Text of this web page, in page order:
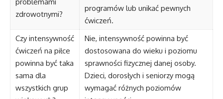
zdrowotnymi?
programów lub unikać pewnych
ćwiczeń.
Czy intensywność
ćwiczeń na piłce
powinna być taka
sama dla
wszystkich grup
Nie, intensywność powinna być
dostosowana do wieku i poziomu
sprawności fizycznej danej osoby.
Dzieci, dorosłych i seniorzy mogą
wymagać różnych poziomów